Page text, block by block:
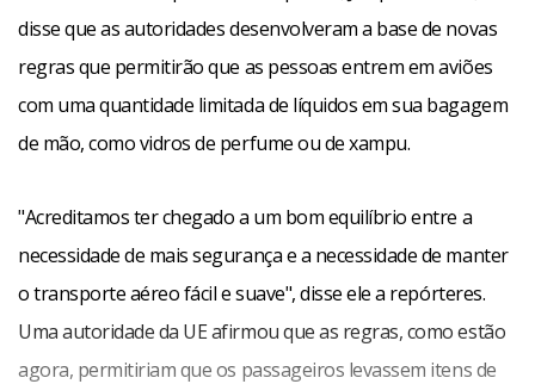
disse que as autoridades desenvolveram a base de novas
regras que permitirão que as pessoas entrem em aviões
com uma quantidade limitada de líquidos em sua bagagem
de mão, como vidros de perfume ou de xampu.
"Acreditamos ter chegado a um bom equilíbrio entre a
necessidade de mais segurança e a necessidade de manter
o transporte aéreo fácil e suave", disse ele a repórteres.
Uma autoridade da UE afirmou que as regras, como estão
agora, permitiriam que os passageiros levassem itens de